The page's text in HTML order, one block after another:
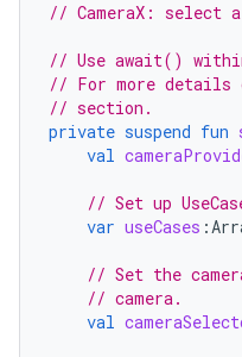
// CameraX: select a
// Use await()
// For more details
// section.
private suspend fun
val
// Set up
var useCases :
// Set the
// camera.
val